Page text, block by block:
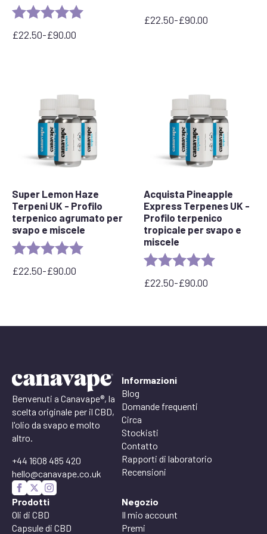
Valutazione:
£22.50-£90.00
Fascia
£90,00
£22.50-£90.00
Fascia
Super Lemon Haze
Terpeni UK - Profilo
terpenico agrumato per
svapo e miscele
Valutazione: 5.0 out of 5 stars
£22.50-£90.00
Fascia
£22,50
Acquista Pineapple
Express Terpenes UK -
Profilo terpenico
tropicale per svapo e
miscele
Valutazione: 5.0 out of 5
£22.50-£90.00
Fascia
da
Benvenuti a Canavape®, la
scelta originale per il CBD,
l'olio da svapo e molto
altro.
+44 1608 485 420
hello@canavape.co.uk
Informazioni
Blog
Domande frequenti
Circa
Stockisti
Contatto
Rapporti di laboratorio
Recensioni
Prodotti
Oli di CBD
Capsule di CBD
Negozio
Il mio account
Premi